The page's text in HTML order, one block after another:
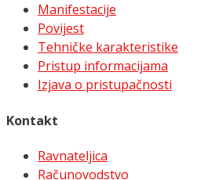
Manifestacije
Povijest
Tehničke karakteristike
Pristup informacijama
Izjava o pristupačnosti
Kontakt
Ravnateljica
Računovodstvo